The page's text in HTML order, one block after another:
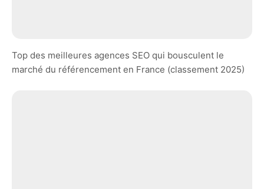
Top des meilleures agences SEO qui bousculent le
marché du référencement en France (classement 2025)